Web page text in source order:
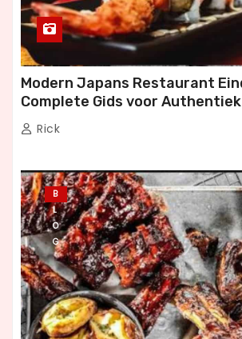
Modern Japans Restaurant
Complete Gids voor
Dineren
Rick
B
L
O
G